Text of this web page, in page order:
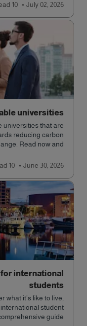
July 02, 2026
10 min
universities
universities that are
reducing carbon
Read now and
June 30, 2026
10 min
international
students
what it’s like to live,
student
guide.